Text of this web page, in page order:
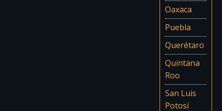
Oaxaca
Puebla
Querétaro
Quintana
Roo
San Luis
Potosí